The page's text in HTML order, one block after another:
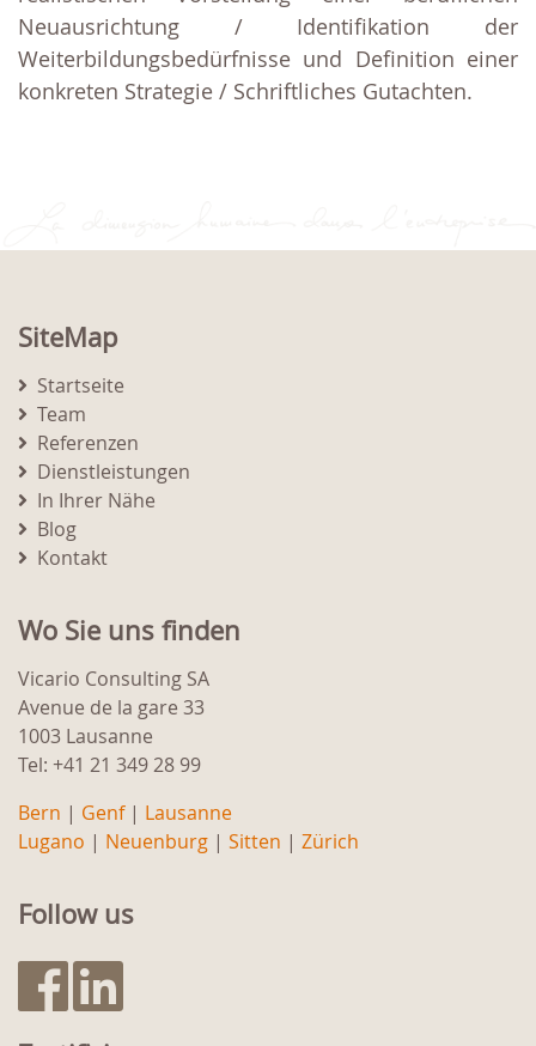
Neuausrichtung / Identifikation der
Weiterbildungsbedürfnisse und Definition einer
konkreten Strategie / Schriftliches Gutachten.
SiteMap
Startseite
Team
Referenzen
Dienstleistungen
In Ihrer Nähe
Blog
Kontakt
Wo Sie uns finden
Vicario Consulting SA
Avenue de la gare 33
1003 Lausanne
Tel: +41 21 349 28 99
Bern | Genf| Lausanne
Lugano | Neuenburg | Sitten | Zürich
Follow us